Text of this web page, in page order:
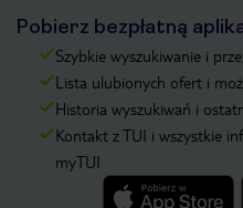
Pobierz bezpłatną
Szybkie wyszukiwanie i
Lista ulubionych ofert i
Historia wyszukiwań i
Kontakt z TUI i wszystkie
myTUI